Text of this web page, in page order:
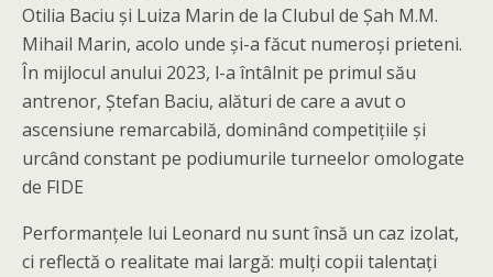
Otilia Baciu și Luiza Marin de la Clubul de Șah M.M.
Mihail Marin, acolo unde și-a făcut numeroși prieteni.
În mijlocul anului 2023, l-a întâlnit pe primul său
antrenor, Ștefan Baciu, alături de care a avut o
ascensiune remarcabilă, dominând competițiile și
urcând constant pe podiumurile turneelor omologate
de FIDE
Performanțele lui Leonard nu sunt însă un caz izolat,
ci reflectă o realitate mai largă: mulți copii talentați